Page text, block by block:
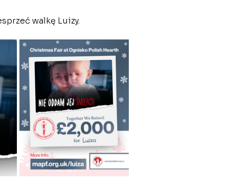
walkę Luizy.